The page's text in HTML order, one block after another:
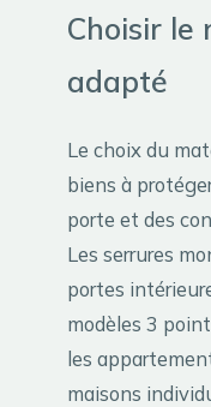
Choisir le
adapté
Le choix du
biens à
porte et des
Les serrures
portes
modèles 3
les
maisons